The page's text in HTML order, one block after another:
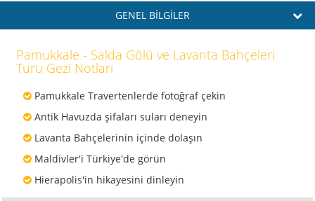
GENEL BİLGİLER
Pamukkale - Salda Gölü ve Lavanta Bahçeleri
Turu Gezi Notları
Pamukkale Travertenlerde fotoğraf çekin
Antik Havuzda şifaları suları deneyin
Lavanta Bahçelerinin içinde dolaşın
Maldivler'i Türkiye'de görün
Hierapolis'in hikayesini dinleyin